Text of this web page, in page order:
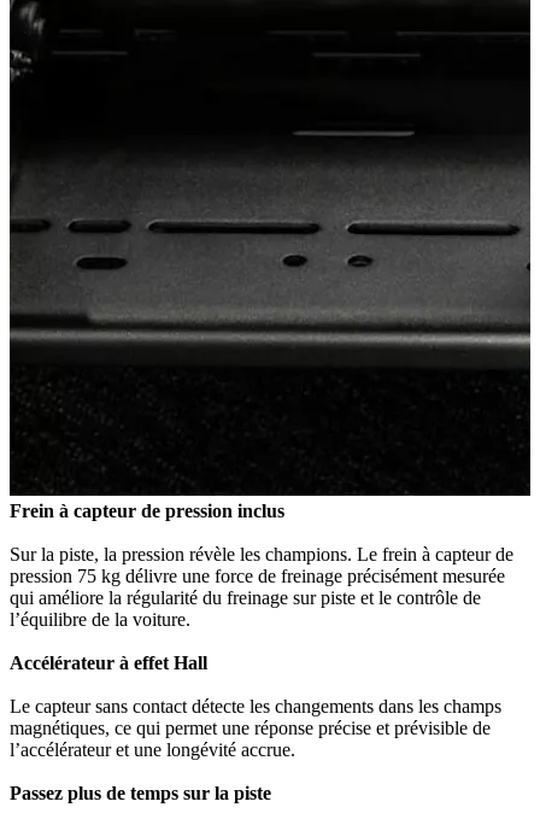
Frein à capteur de pression inclus
Sur la piste, la pression révèle les champions. Le frein à capteur de
pression 75 kg délivre une force de freinage précisément mesurée
qui améliore la régularité du freinage sur piste et le contrôle de
l’équilibre de la voiture.
Accélérateur à effet Hall
Le capteur sans contact détecte les changements dans les champs
magnétiques, ce qui permet une réponse précise et prévisible de
l’accélérateur et une longévité accrue.
Passez plus de temps sur la piste